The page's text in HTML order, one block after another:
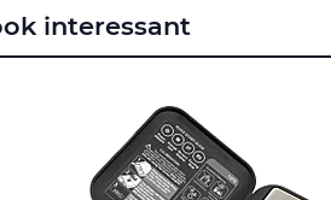
interessant